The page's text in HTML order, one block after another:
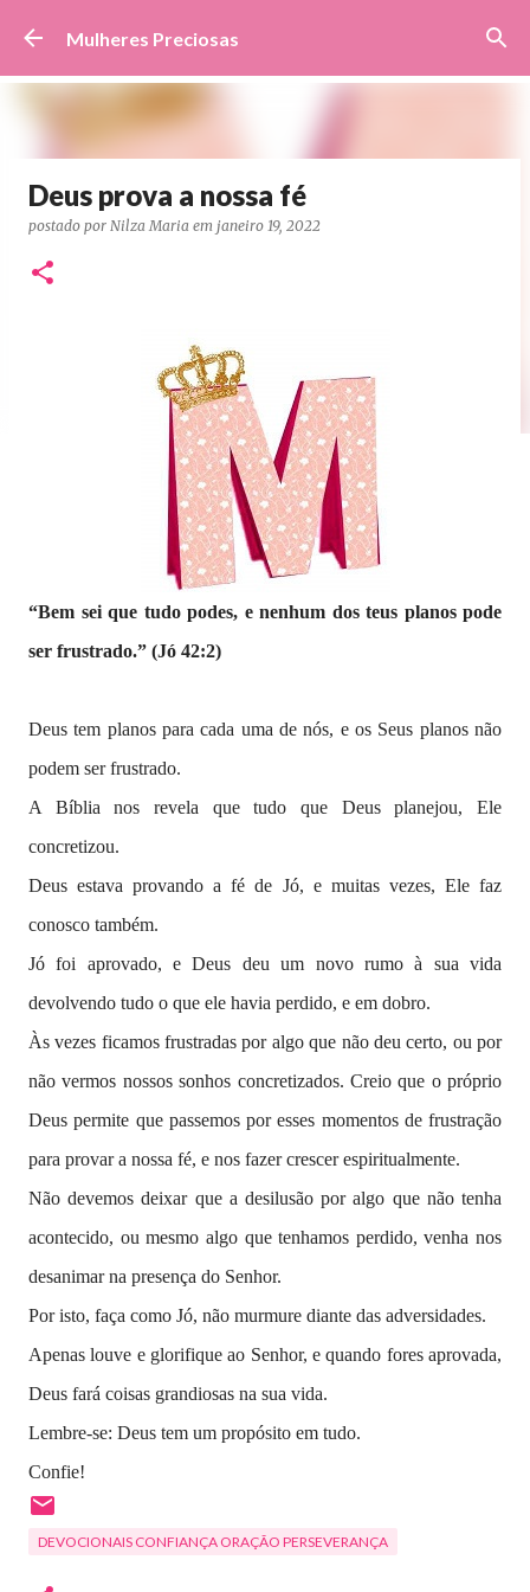
Pular para o conteúdo principal
Mulheres Preciosas
Deus prova a nossa fé
postado por Nilza Maria em janeiro 19, 2022
“Bem sei que tudo podes, e nenhum dos teus planos pode
ser frustrado.” (Jó 42:2)
Deus tem planos para cada uma de nós, e os Seus planos não
podem ser frustrado.
A Bíblia nos revela que tudo que Deus planejou, Ele
concretizou.
Deus estava provando a fé de Jó, e muitas vezes, Ele faz
conosco também.
Jó foi aprovado, e Deus deu um novo rumo à sua vida
devolvendo tudo o que ele havia perdido, e em dobro.
Às vezes ficamos frustradas por algo que não deu certo, ou por
não vermos nossos sonhos concretizados. Creio que o próprio
Deus permite que passemos por esses momentos de frustração
para provar a nossa fé, e nos fazer crescer espiritualmente.
Não devemos deixar que a desilusão por algo que não tenha
acontecido, ou mesmo algo que tenhamos perdido, venha nos
desanimar na presença do Senhor.
Por isto, faça como Jó, não murmure diante das adversidades.
Apenas louve e glorifique ao Senhor, e quando fores aprovada,
Deus fará coisas grandiosas na sua vida.
Lembre-se: Deus tem um propósito em tudo.
Confie!
DEVOCIONAIS CONFIANÇA ORAÇÃO PERSEVERANÇA